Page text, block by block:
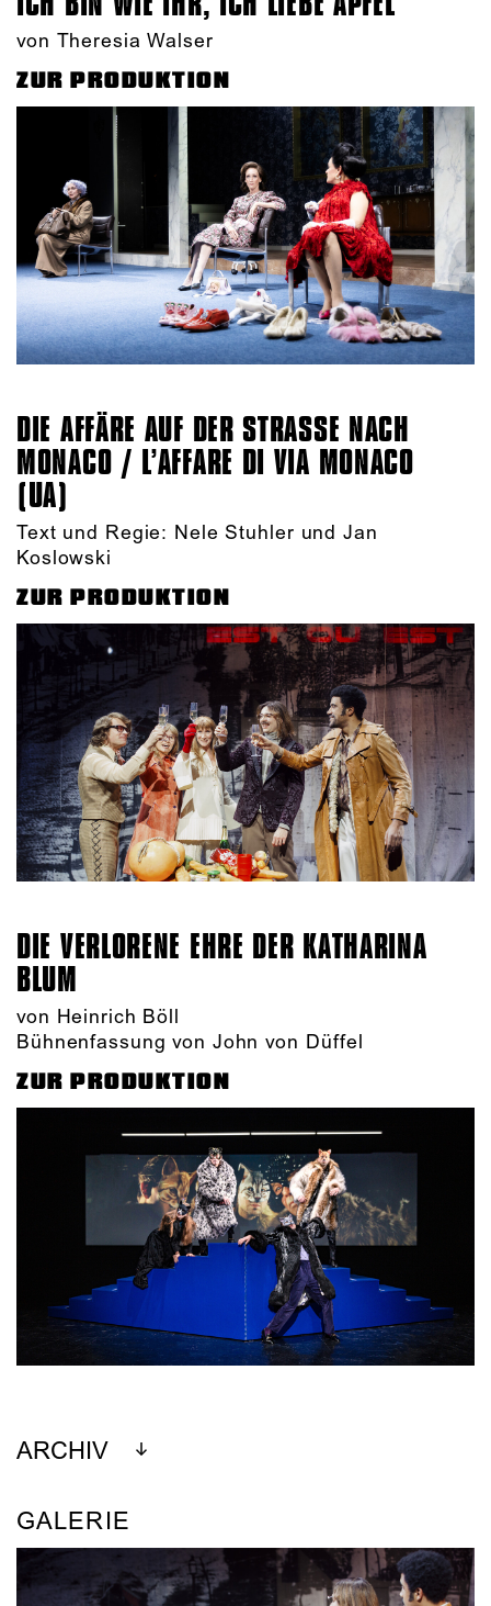
von Theresia Walser
ZUR PRODUKTION
DIE AFFÄRE AUF DER STRASSE NACH M
ONACO / L’AFFARE DI VIA MONACO (
UA)
Text und Regie: Nele Stuhler und Jan
Koslowski
ZUR PRODUKTION
DIE VERLORENE EHRE DER KATHARINA
BLUM
von Heinrich Böll
Bühnenfassung von John von Düffel
ZUR PRODUKTION
ARCHIV
GALERIE